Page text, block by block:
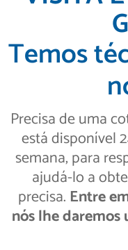
Temos
Precisa de uma
está disponível
semana, para
ajudá-lo a
precisa. Entre
nós lhe daremos